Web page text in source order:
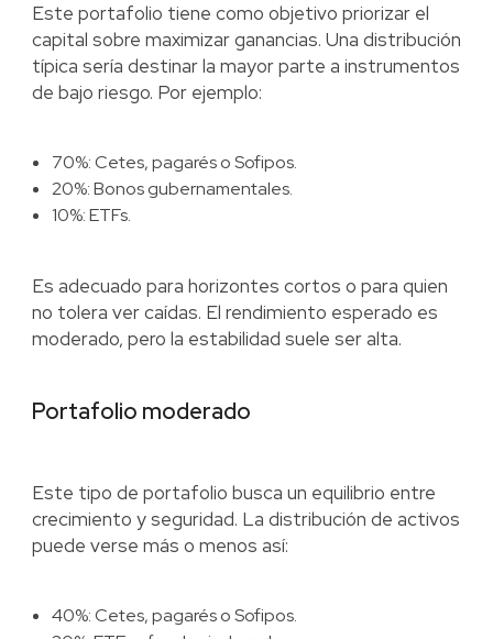
Este portafolio tiene como objetivo priorizar el
capital sobre maximizar ganancias. Una distribución
típica sería destinar la mayor parte a instrumentos
de bajo riesgo. Por ejemplo:
70%: Cetes, pagarés o Sofipos.
20%: Bonos gubernamentales.
10%: ETFs.
Es adecuado para horizontes cortos o para quien
no tolera ver caídas. El rendimiento esperado es
moderado, pero la estabilidad suele ser alta.
Portafolio moderado
Este tipo de portafolio busca un equilibrio entre
crecimiento y seguridad. La distribución de activos
puede verse más o menos así:
40%: Cetes, pagarés o Sofipos.